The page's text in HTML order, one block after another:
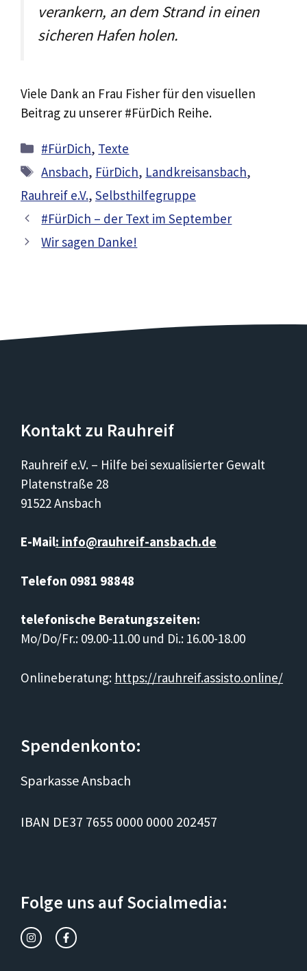
verankern, an dem Strand in einen
sicheren Hafen holen.
Viele Dank an Frau Fisher für den visuellen
Beitrag zu unserer #FürDich Reihe.
Kategorien
#FürDich, Texte
Schlagwörter
Ansbach, FürDich, Landkreisansbach,
Rauhreif e.V., Selbsthilfegruppe
#FürDich – der Text im September
Wir sagen Danke!
Kontakt zu Rauhreif
Rauhreif e.V. – Hilfe bei sexualisierter Gewalt
Platenstraße 28
91522 Ansbach
E-Mail: info@rauhreif-ansbach.de
Telefon 0981 98848
telefonische Beratungszeiten:
Mo/Do/Fr.: 09.00-11.00 und Di.: 16.00-18.00
Onlineberatung: https://rauhreif.assisto.online/
Spendenkonto:
Sparkasse Ansbach
IBAN DE37 7655 0000 0000 202457
Folge uns auf Socialmedia: